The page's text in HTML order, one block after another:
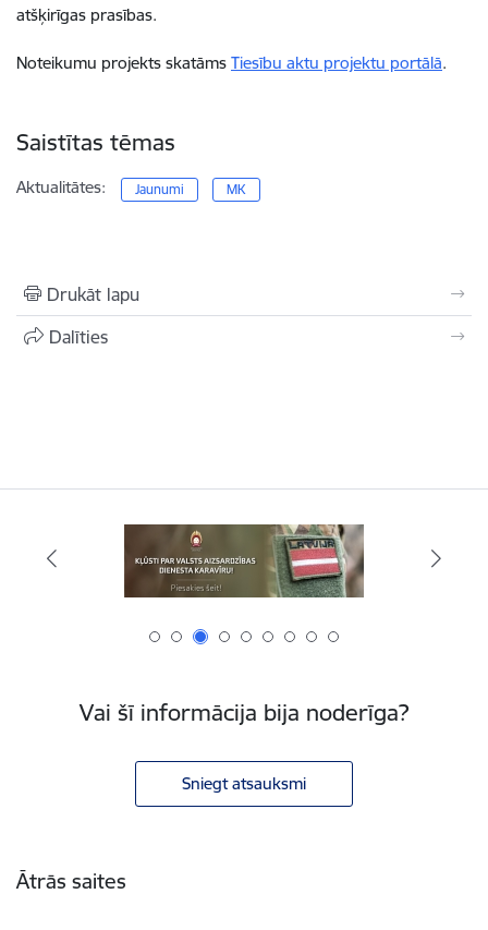
atšķirīgas prasības.
Noteikumu projekts skatāms Tiesību aktu projektu portālā.
Saistītas tēmas
Aktualitātes: Jaunumi MK
Drukāt lapu
Dalīties
Vai šī informācija bija noderīga?
Sniegt atsauksmi
Ātrās saites